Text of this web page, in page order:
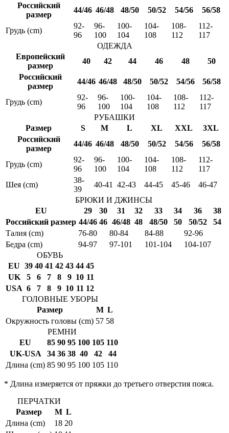
Российский
размер
44/46 46/48 48/50 50/52 54/56 56/58
Грудь (cm)
92-
96
96-
100
100-
104
104-
108
108-
112
112-
117
ОДЕЖДА
Европейский
размер
40 42 44 46 48
50
Российский
размер
44/46 46/48 48/50 50/52 54/56 56/58
Грудь (cm)
92-
96
96-
100
100-
104
104-
108
108-
112
112-
117
РУБАШКИ
Размер
S M L XL XXL
3XL
Российский
размер
44/46 46/48 48/50 50/52 54/56 56/58
Грудь (cm)
92-
96
96-
100
100-
104
104-
108
108-
112
112-
117
Шея (cm)
38-
39
40-41 42-43 44-45 45-46
46-47
БРЮКИ И ДЖИНСЫ
EU
29 30 31 32 33 34 36
38
Российский размер 44/46 46 46/48 48 48/50 50 50/52
54
Талия (cm)
76-80 80-84 84-88
92-96
Бедра (cm)
94-97 97-101 101-104
104-107
ОБУВЬ
EU 39 40 41 42 43 44 45
UK
5 6 7 8 9 10 11
USA 6 7 8 9 10 11 12
ГОЛОВНЫЕ УБОРЫ
Размер
M L
Окружность головы (cm) 57 58
РЕМНИ
EU
85 90 95 100 105 110
UK-USA
34 36 38 40 42
44
Длина (cm) 85 90 95 100 105 110
* Длина измеряется от пряжки до третьего отверстия пояса.
ПЕРЧАТКИ
Размер
M L
Длина (cm)
18 20